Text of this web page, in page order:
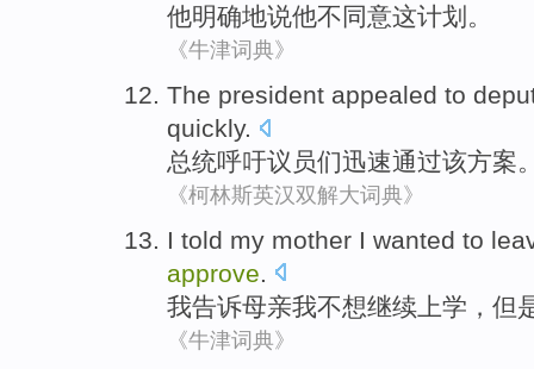
他明确地说他不同意这计划 。
《牛津词典》
The president appealed to
quickly.
总统呼吁议员们迅速通过该方案
《柯林斯英汉双解大词典》
I told my mother I wanted to
approve
我告诉母亲我不想继续 上学， 但
《牛津词典》